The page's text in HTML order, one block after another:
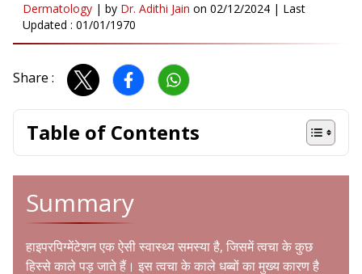
Dermatology | by Dr. Adithi Jain on 02/12/2024 | Last
Updated : 01/01/1970
Share :
Table of Contents
Summary
हाइपरपिग्मेंटेशन एक ऐसी स्वास्थ्य समस्या है, जिसमें त्वचा के कुछ
हिस्से काले पड़ जाते हैं। इस त्वचा के काले धब्बों का मुख्य कारण है